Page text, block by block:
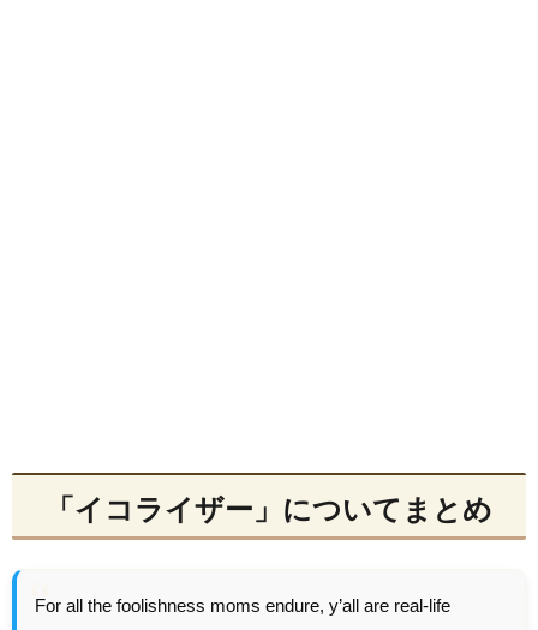
「イコライザー」についてまとめ
For all the foolishness moms endure, y’all are real-life